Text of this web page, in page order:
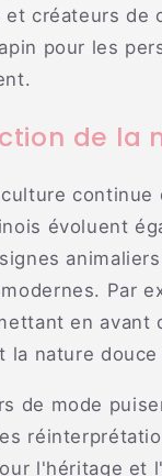
et créateurs de
pour les
de la
évoluent
Par
en avant
la nature
de mode
l'héritage et